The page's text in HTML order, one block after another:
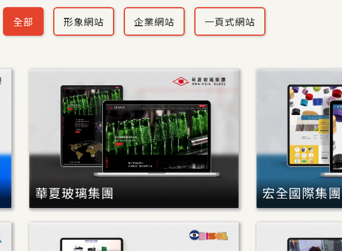
全部 形象網站 企業網站 一頁式網站
華夏玻璃集團 宏全國際集團